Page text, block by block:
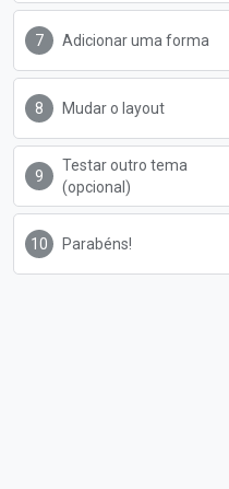
Adicionar uma forma
Mudar o layout
Testar outro tema
(opcional)
Parabéns!